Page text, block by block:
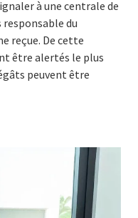
à une centrale de
du
reçue. De cette
être alertés le plus
peuvent être